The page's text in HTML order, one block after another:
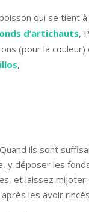
qui se tient à
d’artichauts,
(pour la couleur)
,
ils sont
y déposer les
et laissez
les avoir